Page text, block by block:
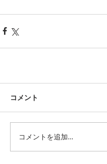
コメント
コメントを追加…